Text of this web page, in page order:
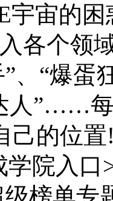
宇宙的
各个领
、“爆蛋
人”……
己的位
学院入口
级榜单专